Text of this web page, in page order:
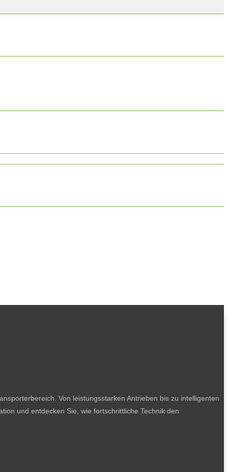
Von leistungsstarken Antrieben bis zu intelligenten
und entdecken Sie, wie fortschrittliche Technik den